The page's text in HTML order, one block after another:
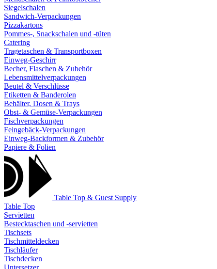
Siegelschalen
Sandwich-Verpackungen
Pizzakartons
Pommes-, Snackschalen und -tüten
Catering
Tragetaschen & Transportboxen
Einweg-Geschirr
Becher, Flaschen & Zubehör
Lebensmittelverpackungen
Beutel & Verschlüsse
Etiketten & Banderolen
Behälter, Dosen & Trays
Obst- & Gemüse-Verpackungen
Fischverpackungen
Feingebäck-Verpackungen
Einweg-Backformen & Zubehör
Papiere & Folien
Table Top & Guest Supply
Table Top
Servietten
Bestecktaschen und -servietten
Tischsets
Tischmitteldecken
Tischläufer
Tischdecken